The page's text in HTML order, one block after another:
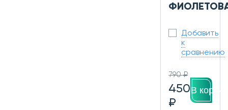
Добавить
к
сравнению
790 ₽
450
₽
В